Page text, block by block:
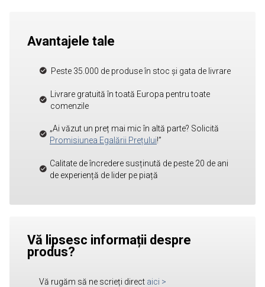
Avantajele tale
Peste 35.000 de produse în stoc și gata de livrare
Livrare gratuită în toată Europa pentru toate
comenzile
„Ai văzut un preț mai mic în altă parte? Solicită
Promisiunea Egalării Prețului!”
Calitate de încredere susținută de peste 20 de ani
de experiență de lider pe piață
Vă lipsesc informații despre
produs?
Vă rugăm să ne scrieți direct aici >